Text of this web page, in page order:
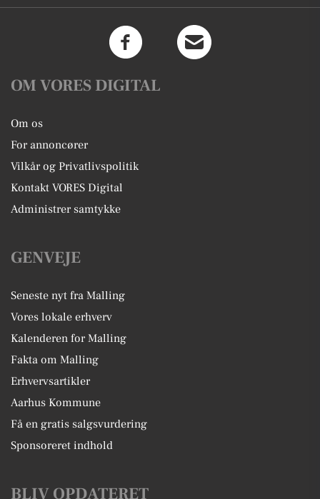
OM VORES DIGITAL
Om os
For annoncører
Vilkår og Privatlivspolitik
Kontakt VORES Digital
Administrer samtykke
GENVEJE
Seneste nyt fra Malling
Vores lokale erhverv
Kalenderen for Malling
Fakta om Malling
Erhvervsartikler
Aarhus Kommune
Få en gratis salgsvurdering
Sponsoreret indhold
BLIV OPDATERET